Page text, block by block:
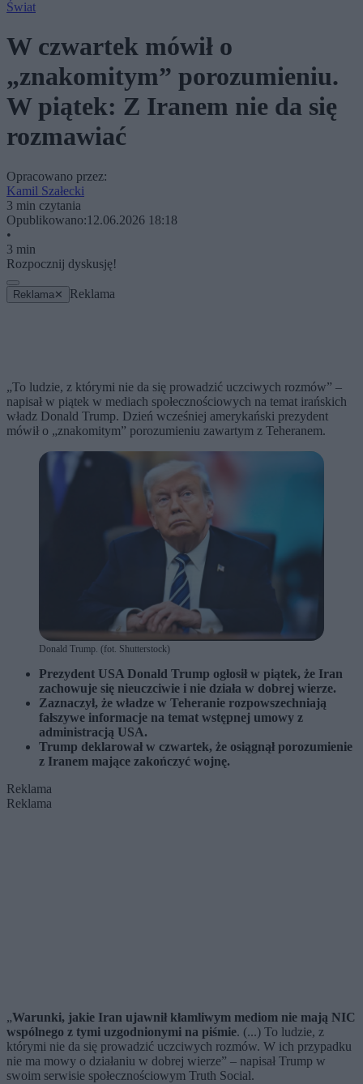
Świat
W czwartek mówił o
„znakomitym” porozumieniu.
W piątek: Z Iranem nie da się
rozmawiać
Opracowano przez:
Kamil Szałecki
3 min czytania
Opublikowano:12.06.2026 18:18
•
3 min
Rozpocznij dyskusję!
Reklama ✕ Reklama
„To ludzie, z którymi nie da się prowadzić uczciwych rozmów” –
napisał w piątek w mediach społecznościowych na temat irańskich
władz Donald Trump. Dzień wcześniej amerykański prezydent
mówił o „znakomitym” porozumieniu zawartym z Teheranem.
Donald Trump. (fot. Shutterstock)
Prezydent USA Donald Trump ogłosił w piątek, że Iran
zachowuje się nieuczciwie i nie działa w dobrej wierze.
Zaznaczył, że władze w Teheranie rozpowszechniają
fałszywe informacje na temat wstępnej umowy z
administracją USA.
Trump deklarował w czwartek, że osiągnął porozumienie
z Iranem mające zakończyć wojnę.
Reklama
Reklama
„Warunki, jakie Iran ujawnił kłamliwym mediom nie mają NIC
wspólnego z tymi uzgodnionymi na piśmie. (...) To ludzie, z
którymi nie da się prowadzić uczciwych rozmów. W ich przypadku
nie ma mowy o działaniu w dobrej wierze” – napisał Trump w
swoim serwisie społecznościowym Truth Social.